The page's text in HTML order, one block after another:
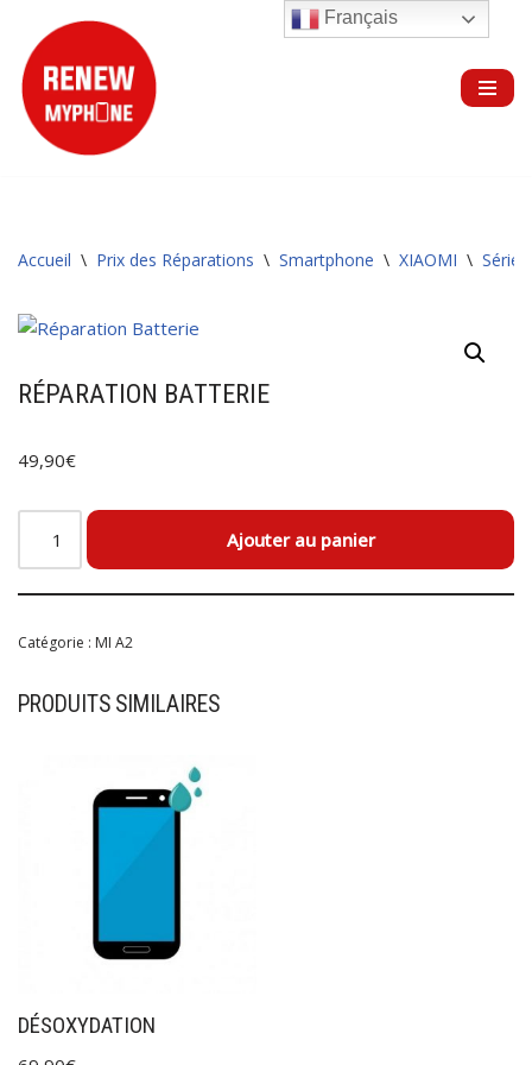
Aller
au
contenu
Accueil \ Prix des Réparations \ Smartphone \ XIAOMI \ Série
RÉPARATION BATTERIE
49,90€
Ajouter au panier
Catégorie : MI A2
PRODUITS SIMILAIRES
DÉSOXYDATION
Français